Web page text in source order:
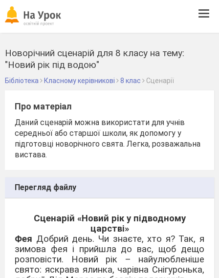
Новорічний сценарій для 8 класу на тему:
"Новий рік під водою"
Бібліотека Класному керівникові 8 клас Сценарії
Про матеріал
Даний сценарій можна використати для учнів
середньої або старшої школи, як допомогу у
підготовці новорічного свята. Легка, розважальна
вистава.
Перегляд файлу
Сценарій «Новий рік у підводному
царстві»
Фея Добрий день. Чи знаєте, хто я? Так, я
зимова фея і прийшла до вас, щоб дещо
розповісти. Новий рік – найулюбленіше
свято: яскрава ялинка, чарівна Снігуронька,